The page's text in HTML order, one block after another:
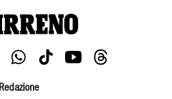
Redazione